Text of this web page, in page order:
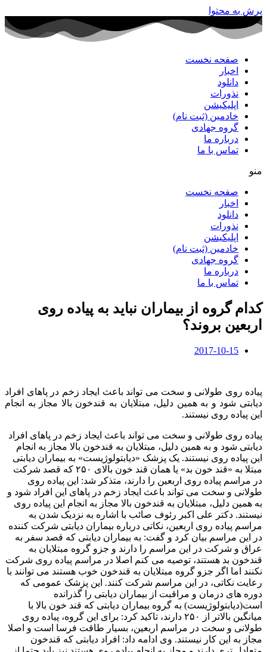
پرش به محتوا
صفحه نخست
اخبار
دانلود
نذورات
اپلیکیشن
خادمین (ثبت نام)
گروه جهادی
درباره ما
تماس با ما
منو
صفحه نخست
اخبار
دانلود
نذورات
اپلیکیشن
خادمین (ثبت نام)
گروه جهادی
درباره ما
تماس با ما
کدام گروه از بیماران نباید به پیاده روی
اربعین بروند؟
2017-10-15
پیاده روی طولانی و سخت می تواند باعث ایجاد زخم در پاهای افراد
دیابتی شود و به همین دلیل، مبتلایان به قندخون بالا مجاز به انجام
این پیاده روی نیستند.
پیاده روی طولانی و سخت می تواند باعث ایجاد زخم در پاهای افراد
دیابتی شود و به همین دلیل، مبتلایان به قندخون بالا مجاز به انجام
این پیاده روی نیستند. یک پزشک «دیابتولوژیست» به بیماران دیابتی
مبتلا به «قند خون بد» یا همان قند خون بالای ۲۵۰ که قصد شرکت
در مراسم پیاده روی اربعین را دارند، متذکر شد: این پیاده روی
طولانی و سخت می تواند باعث ایجاد زخم در پاهای این افراد شود و
به همین دلیل، مبتلایان به قندخون بالا مجاز به انجام این پیاده روی
نیستند. دکتر علی اکبر رئوف صائب با اشاره به نزدیک شدن به
مراسم پیاده روی اربعین، نکاتی درباره بیماران دیابتی شرکت کننده
در این مراسم بیان کرد و گفت: به بیماران دیابتی که قصد سفر به
عراق و شرکت در این مراسم را دارند و جزو گروه مبتلایان به
قندخون بد هستند، توصیه می کنم اصلا در مراسم پیاده روی شرکت
نکنند اما اگر جزو گروه مبتلایان به قندخون خوب هستند می توانند با
رعایت نکاتی، در این مراسم شرکت کنند. این پزشک عمومی که
دوره های درمان و مراقبت از بیماران دیابتی را گذرانده
است(دیابتولوژیست) به گروه بیماران دیابتی که قند خون بالا با
میانگین بالاتر از ۲۵۰ دارند، تاکید کرد: برای این گروه، پیاده روی
طولانی و سخت در مراسم اربعین، بسیار طاقت فرسا است و اصلا
مجاز به این کار نیستند. وی ادامه داد: افراد دیابتی که قندخون